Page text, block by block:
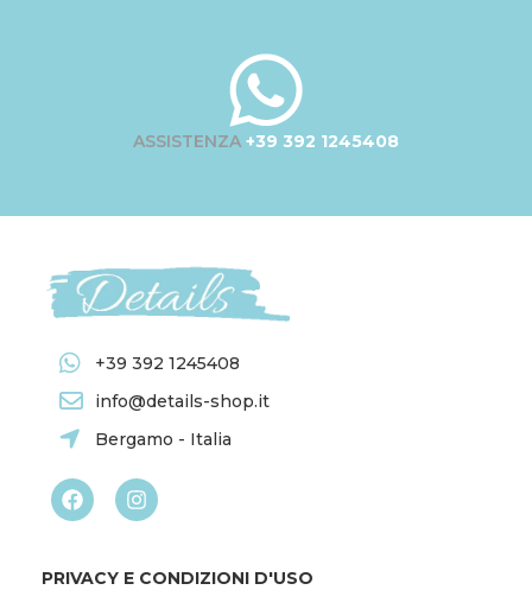
ASSISTENZA +39 392 1245408
+39 392 1245408
info@details-shop.it
Bergamo - Italia
PRIVACY E CONDIZIONI D'USO